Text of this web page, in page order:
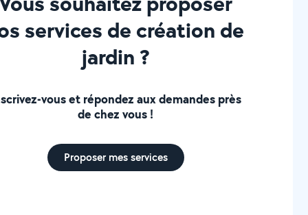
services de création de
jardin ?
vous et répondez aux demandes près
de chez vous !
Proposer mes services